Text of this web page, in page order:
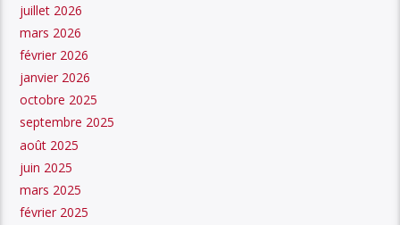
juillet 2026
mars 2026
février 2026
janvier 2026
octobre 2025
septembre 2025
août 2025
juin 2025
mars 2025
février 2025